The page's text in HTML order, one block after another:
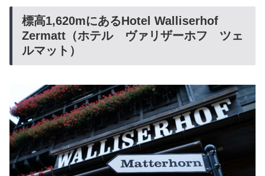
標高1,620mにあるHotel Walliserhof
Zermatt（ホテル ヴァリザーホフ ツェ
ルマット）